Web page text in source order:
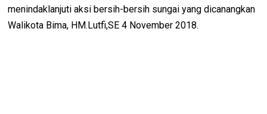
menindaklanjuti aksi bersih-bersih sungai yang dicanangkan
Walikota Bima, HM.Lutfi,SE 4 November 2018.